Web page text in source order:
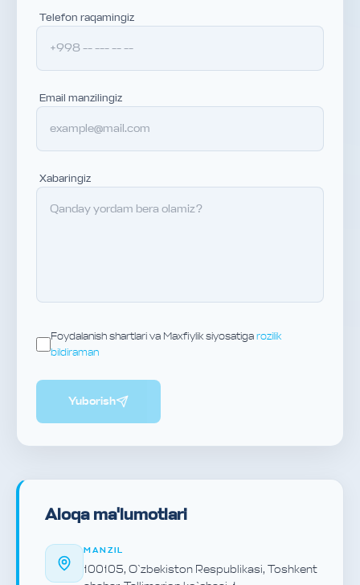
Telefon raqamingiz
Email manzilingiz
Xabaringiz
Foydalanish shartlari va Maxfiylik siyosatigarozilik
bildiraman
Yuborish
Aloqa ma'lumotlari
MANZIL
100105, O`zbekiston Respublikasi, Toshkent